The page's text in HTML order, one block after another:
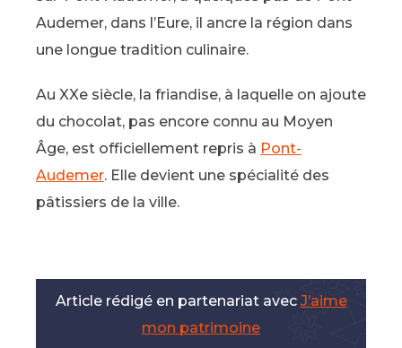
Audemer, dans l’Eure, il ancre la région dans
une longue tradition culinaire.
Au XXe siècle, la friandise, à laquelle on ajoute
du chocolat, pas encore connu au Moyen
Âge, est officiellement repris à Pont-
Audemer. Elle devient une spécialité des
pâtissiers de la ville.
Article rédigé en partenariat avec J’aime
mon patrimoine